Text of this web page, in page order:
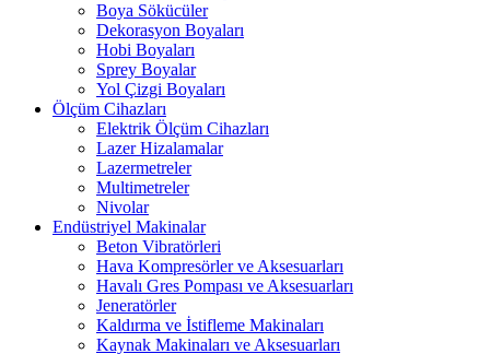
Boya Sökücüler
Dekorasyon Boyaları
Hobi Boyaları
Sprey Boyalar
Yol Çizgi Boyaları
Ölçüm Cihazları
Elektrik Ölçüm Cihazları
Lazer Hizalamalar
Lazermetreler
Multimetreler
Nivolar
Endüstriyel Makinalar
Beton Vibratörleri
Hava Kompresörler ve Aksesuarları
Havalı Gres Pompası ve Aksesuarları
Jeneratörler
Kaldırma ve İstifleme Makinaları
Kaynak Makinaları ve Aksesuarları